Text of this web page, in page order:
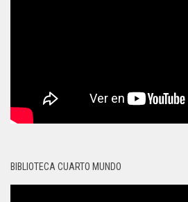
BIBLIOTECA CUARTO MUNDO